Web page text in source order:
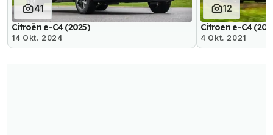
41
Citroën e-C4 (2025)
14 Okt. 2024
12
Citroen e-C4
4 Okt. 2021